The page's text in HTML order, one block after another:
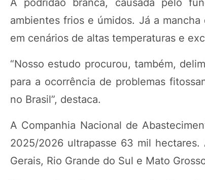
A podridão branca, causada pelo
ambientes frios e úmidos. Já a
em cenários de altas temperaturas e
“Nosso estudo procurou, também,
para a ocorrência de problemas
no Brasil”, destaca.
A Companhia Nacional de
2025/2026 ultrapasse 63 mil
Gerais, Rio Grande do Sul e Mato